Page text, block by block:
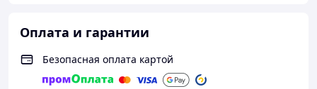
Оплата и гарантии
Безопасная оплата картой